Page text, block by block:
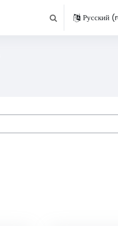
Изменить данные
Русский